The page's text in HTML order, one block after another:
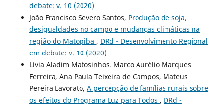
debate: v. 10 (2020)
João Francisco Severo Santos, Produção de soja,
desigualdades no campo e mudanças climáticas na
região do Matopiba , DRd - Desenvolvimento Regional
em debate: v. 10 (2020)
Lívia Aladim Matosinhos, Marco Aurélio Marques
Ferreira, Ana Paula Teixeira de Campos, Mateus
Pereira Lavorato, A percepção de famílias rurais sobre
os efeitos do Programa Luz para Todos , DRd -